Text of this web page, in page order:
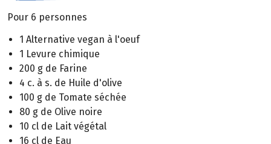
Pour 6 personnes
1 Alternative vegan à l'oeuf
1 Levure chimique
200 g de Farine
4 c. à s. de Huile d'olive
100 g de Tomate séchée
80 g de Olive noire
10 cl de Lait végétal
16 cl de Eau